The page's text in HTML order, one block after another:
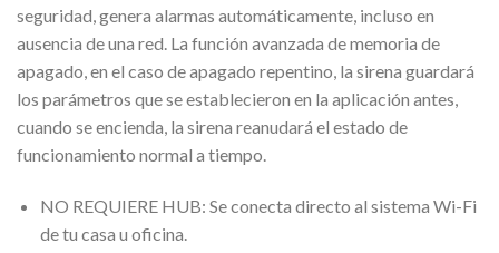
seguridad, genera alarmas automáticamente, incluso en
ausencia de una red. La función avanzada de memoria de
apagado, en el caso de apagado repentino, la sirena guardará
los parámetros que se establecieron en la aplicación antes,
cuando se encienda, la sirena reanudará el estado de
funcionamiento normal a tiempo.
NO REQUIERE HUB: Se conecta directo al sistema Wi-Fi
de tu casa u oficina.